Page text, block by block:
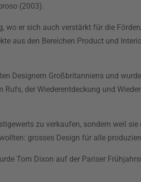
(2003).
er sich auch verstärkt für die
aus den Bereichen Product und
Designern Großbritanniens und
der Wiederentdeckung und
zu verkaufen, sondern weil
grosses Design für alle
Tom Dixon auf der Pariser